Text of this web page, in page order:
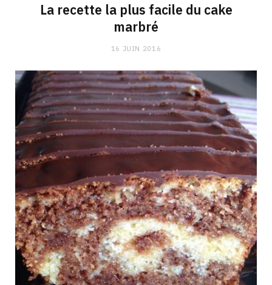
La recette la plus facile du cake
marbré
16 JUIN 2016